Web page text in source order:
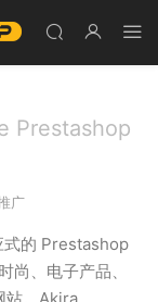
Prestashop
广
式的 Prestashop
尚、电子产品、